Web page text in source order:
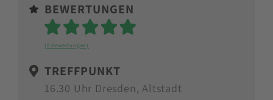
BEWERTUNGEN
Sterne
(8 Bewertungen)
TREFFPUNKT
16.30 Uhr Dresden, Altstadt